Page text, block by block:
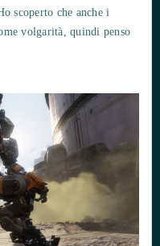
scoperto che anche i
volgarità, quindi penso